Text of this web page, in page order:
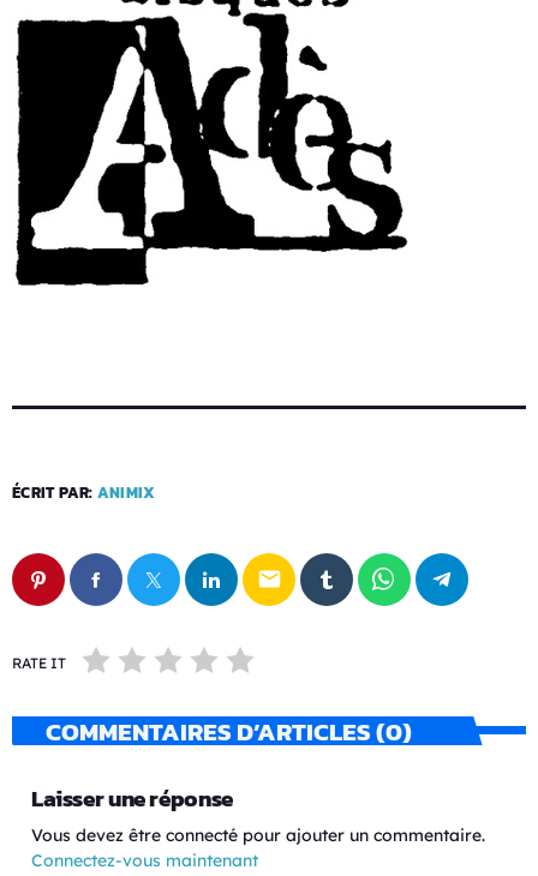
ÉCRIT PAR: ANIMIX
email
RATE IT
COMMENTAIRES D’ARTICLES (0)
Laisser une réponse
Vous devez être connecté pour ajouter un commentaire.
Connectez-vous maintenant